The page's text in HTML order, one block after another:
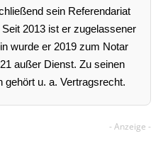
sein Referendariat
2013 ist er zugelassener
wurde er 2019 zum Notar
außer Dienst. Zu seinen
u. a. Vertragsrecht.